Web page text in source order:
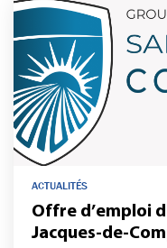
ACTUALITÉS
Offre d’emploi
Jacques-de-